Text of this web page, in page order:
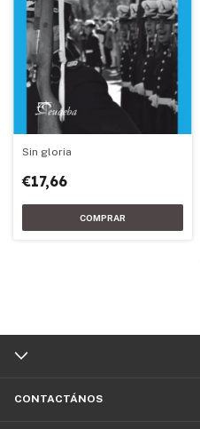
Sin gloria
€17,66
CONTACTÁNOS